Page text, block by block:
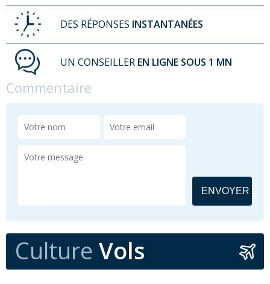
DES RÉPONSES INSTANTANÉES
UN CONSEILLER EN LIGNE SOUS 1 MN
Commentaire
Culture Vols